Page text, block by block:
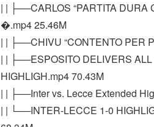
| | ├──CARLOS “PARTITA DURA
�.mp4 25.46M
| | ├──CHIVU “CONTENTO PER
| | ├──ESPOSITO DELIVERS
HIGHLIGH.mp4 70.43M
| | ├──Inter vs. Lecce Extended
| | └──INTER-LECCE 1-0